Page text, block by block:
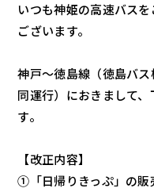
いつも神姫の高速バス
ございます。
神戸～徳島線（徳島バ
同運行）におきまして
す。
【改正内容】
①「日帰りきっぷ」の販